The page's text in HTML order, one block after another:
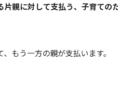
親に対して支払う、子育ての
もう一方の親が支払います。